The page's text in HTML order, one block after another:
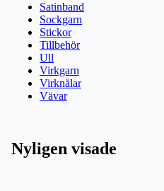
Satinband
Sockgarn
Stickor
Tillbehör
Ull
Virkgarn
Virknålar
Vävar
Nyligen visade